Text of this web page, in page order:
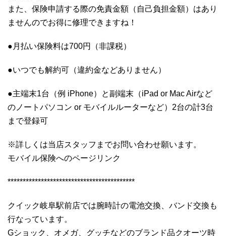
また、保険申請する際の免責金額（自己負担金額）はあり
ませんのでお得に修理できますね！
●月払い保険料は700円（非課税）
●いつでも解約可（違約金などありません）
●主端末1台（例 iPhone）と副端末（iPad or Mac Airなど
のノートパソコン or モバイルルーターなど）2台の計3台
まで登録可
※詳しくは当店スタッフまでお問い合わせ願います。
モバイル保険へのページリンク
******************************************
クイック岐阜駅前店では腕時計の電池交換、バンド交換も
行なっています。
Gショック、オメガ、グッチなどのブランド品クオーツ時